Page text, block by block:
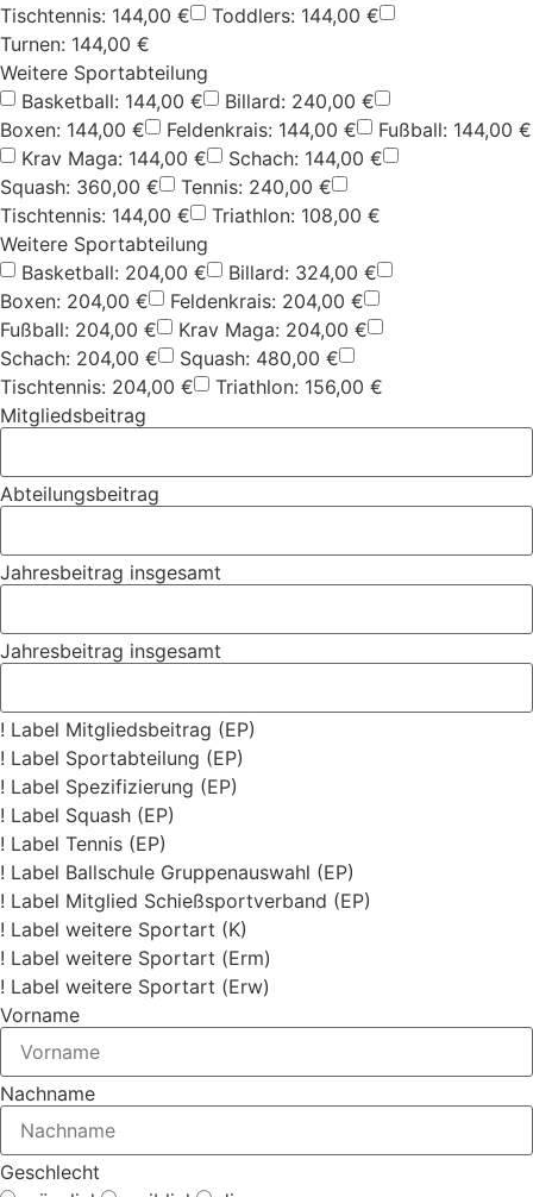
Tischtennis: 144,00 €
Toddlers: 144,00 €
Turnen: 144,00 €
Weitere Sportabteilung
Basketball: 144,00 €
Billard: 240,00 €
Boxen: 144,00 €
Feldenkrais: 144,00 €
Fußball: 144,00 €
Krav Maga: 144,00 €
Schach: 144,00 €
Squash: 360,00 €
Tennis: 240,00 €
Tischtennis: 144,00 €
Triathlon: 108,00 €
Weitere Sportabteilung
Basketball: 204,00 €
Billard: 324,00 €
Boxen: 204,00 €
Feldenkrais: 204,00 €
Fußball: 204,00 €
Krav Maga: 204,00 €
Schach: 204,00 €
Squash: 480,00 €
Tischtennis: 204,00 €
Triathlon: 156,00 €
Mitgliedsbeitrag
Abteilungsbeitrag
Jahresbeitrag insgesamt
Jahresbeitrag insgesamt
! Label Mitgliedsbeitrag (EP)
! Label Sportabteilung (EP)
! Label Spezifizierung (EP)
! Label Squash (EP)
! Label Tennis (EP)
! Label Ballschule Gruppenauswahl (EP)
! Label Mitglied Schießsportverband (EP)
! Label weitere Sportart (K)
! Label weitere Sportart (Erm)
! Label weitere Sportart (Erw)
Vorname
Nachname
Geschlecht